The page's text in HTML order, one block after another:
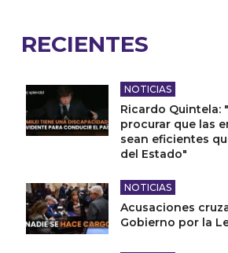
RECIENTES
NOTICIAS
Ricardo Quintela:
procurar que las
sean eficientes
del Estado"
NOTICIAS
Acusaciones
Gobierno por la